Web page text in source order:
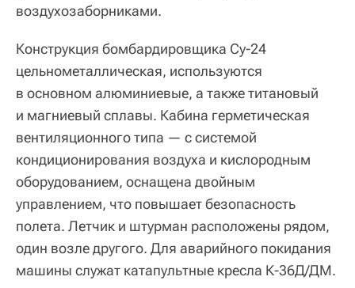
воздухозаборниками.
Конструкция бомбардировщика Су-24
цельнометаллическая, используются
в основном алюминиевые, а также титановый
и магниевый сплавы. Кабина герметическая
вентиляционного типа — с системой
кондиционирования воздуха и кислородным
оборудованием, оснащена двойным
управлением, что повышает безопасность
полета. Летчик и штурман расположены рядом,
один возле другого. Для аварийного покидания
машины служат катапультные кресла К-36Д/ДМ.